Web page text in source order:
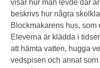
visar hur man levde där
beskrivs hur några
Blockmakarens hus,
Eleverna är klädda i
att hämta vatten, hugga
vedspisen och annat